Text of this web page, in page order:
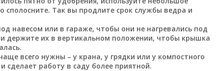
сполосните. Так вы продлите срок службы ведра и
навесом или в гараже, чтобы они не нагревались под
держите их в вертикальном положении, чтобы крышка
всего нужны – у крана, у грядки или у компостного
работу в саду более приятной.